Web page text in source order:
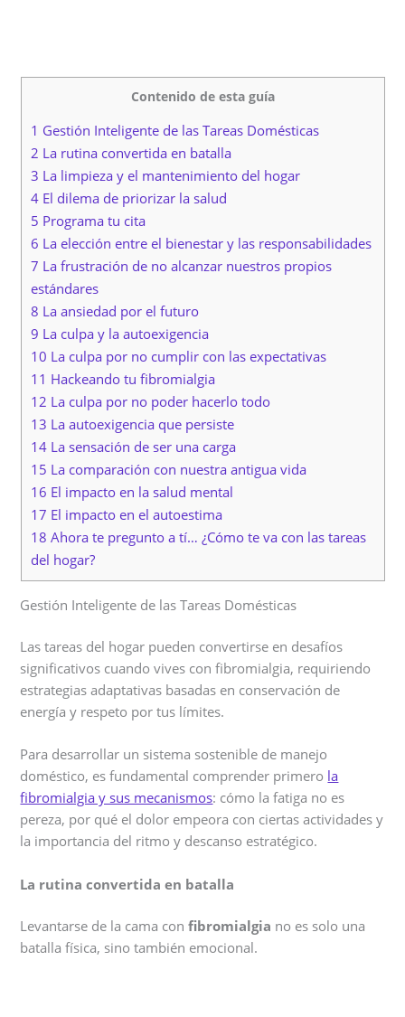
Contenido de esta guía
1 Gestión Inteligente de las Tareas Domésticas
2 La rutina convertida en batalla
3 La limpieza y el mantenimiento del hogar
4 El dilema de priorizar la salud
5 Programa tu cita
6 La elección entre el bienestar y las responsabilidades
7 La frustración de no alcanzar nuestros propios
estándares
8 La ansiedad por el futuro
9 La culpa y la autoexigencia
10 La culpa por no cumplir con las expectativas
11 Hackeando tu fibromialgia
12 La culpa por no poder hacerlo todo
13 La autoexigencia que persiste
14 La sensación de ser una carga
15 La comparación con nuestra antigua vida
16 El impacto en la salud mental
17 El impacto en el autoestima
18 Ahora te pregunto a tí… ¿Cómo te va con las tareas
del hogar?
Gestión Inteligente de las Tareas Domésticas
Las tareas del hogar pueden convertirse en desafíos
significativos cuando vives con fibromialgia, requiriendo
estrategias adaptativas basadas en conservación de
energía y respeto por tus límites.
Para desarrollar un sistema sostenible de manejo
doméstico, es fundamental comprender primero la
fibromialgia y sus mecanismos: cómo la fatiga no es
pereza, por qué el dolor empeora con ciertas actividades y
la importancia del ritmo y descanso estratégico.
La rutina convertida en batalla
Levantarse de la cama confibromialgia no es solo una
batalla física, sino también emocional.